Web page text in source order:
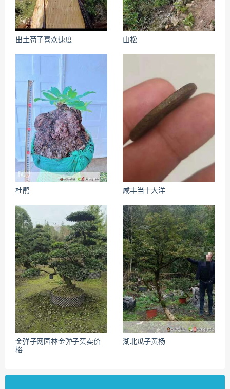
出土荀子喜欢速度 山松
杜鹃 咸丰当十大洋
金弹子网园林金弹子买卖价
格
湖北瓜子黄杨